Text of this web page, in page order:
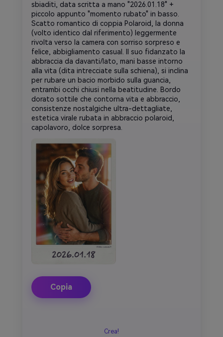
sbiaditi, data scritta a mano "2026.01.18" +
piccolo appunto "momento rubato" in basso.
Scatto romantico di coppia Polaroid, la donna
(volto identico dal riferimento) leggermente
rivolta verso la camera con sorriso sorpreso e
felice, abbigliamento casual. Il suo fidanzato la
abbraccia da davanti/lato, mani basse intorno
alla vita (dita intrecciate sulla schiena), si inclina
per rubare un bacio morbido sulla guancia,
entrambi occhi chiusi nella beatitudine. Bordo
dorato sottile che contorna vita e abbraccio,
consistenze nostalgiche ultra-dettagliate,
estetica virale rubata in abbraccio polaroid,
capolavoro, dolce sorpresa.
Copia
Crea!